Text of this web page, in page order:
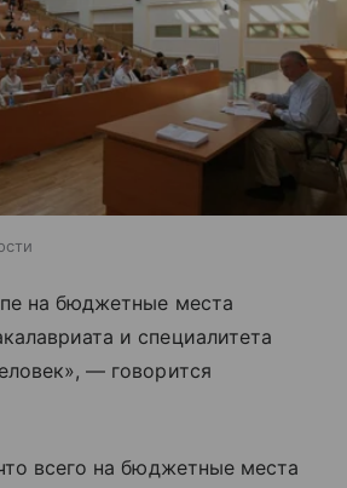
на бюджетные места
и специалитета
— говорится
всего на бюджетные места